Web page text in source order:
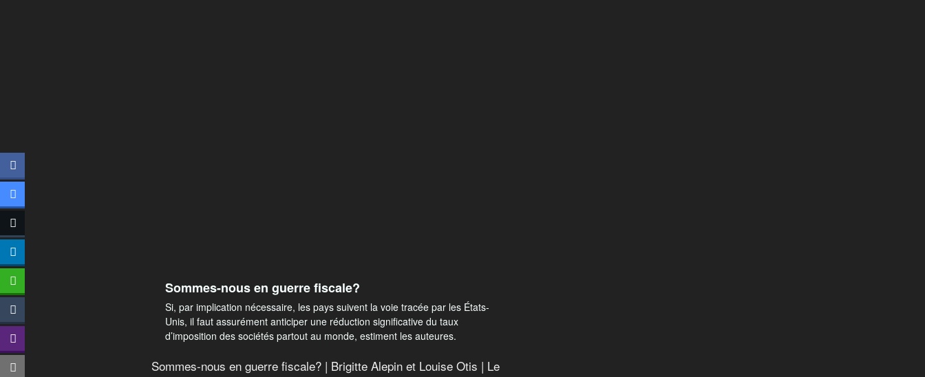
Sommes-nous en guerre fiscale?
Si, par implication nécessaire, les pays suivent la voie tracée par les États-
Unis, il faut assurément anticiper une réduction significative du taux
d’imposition des sociétés partout au monde, estiment les auteures.
Sommes-nous en guerre fiscale? | Brigitte Alepin et Louise Otis | Le